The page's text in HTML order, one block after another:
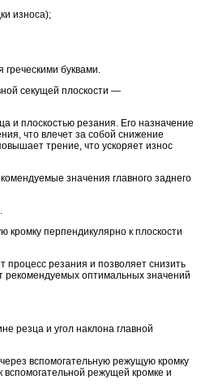
износа);
буквами.
секущей плоскости —
и плоскостью резания. Его назначение
что влечет за собой снижение
трение, что ускоряет износ
значения главного заднего
перпендикулярно к плоскости
процесс резания и позволяет снизить
рекомендуемых оптимальных значений
резца и угол наклона главной
вспомогательную режущую кромку
вспомогательной режущей кромке и